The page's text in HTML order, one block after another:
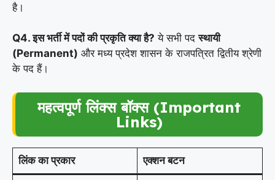
है।
Q4. इस भर्ती में पदों की प्रकृति क्या है? ये सभी पदस्थायी
(Permanent) और मध्य प्रदेश शासन के राजपत्रित द्वितीय श्रेणी
के पद हैं।
महत्वपूर्ण लिंक्स बॉक्स (Important
Links)
लिंक का प्रकार एक्शन बटन